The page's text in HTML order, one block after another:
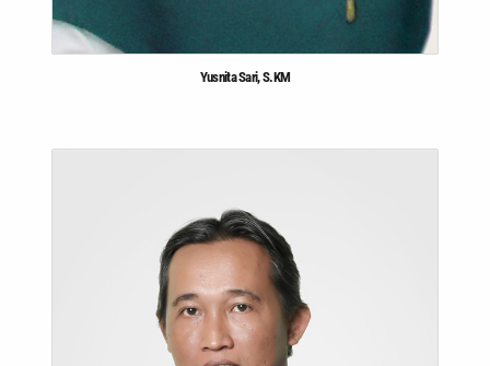
Yusnita Sari, S.KM